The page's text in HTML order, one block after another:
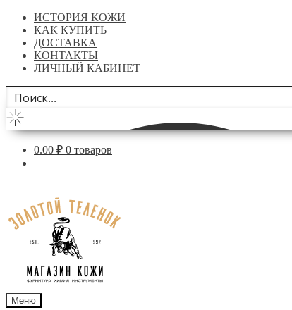
ИСТОРИЯ КОЖИ
КАК КУПИТЬ
ДОСТАВКА
КОНТАКТЫ
ЛИЧНЫЙ КАБИНЕТ
0.00 ₽ 0 товаров
навигации
содержимому
Меню